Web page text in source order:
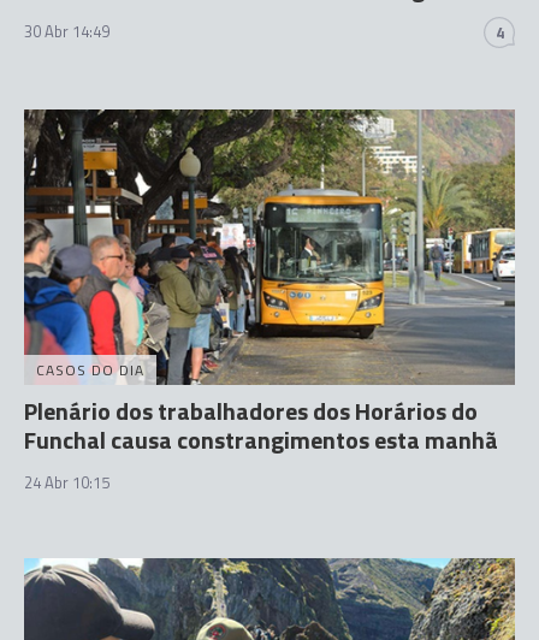
30 Abr 14:49 4
CASOS DO DIA
Plenário dos trabalhadores dos Horários do
Funchal causa constrangimentos esta manhã
24 Abr 10:15